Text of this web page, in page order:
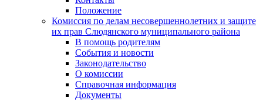
Положение
Комиссия по делам несовершеннолетних и защите
их прав Слюдянского муниципального района
В помощь родителям
События и новости
Законодательство
О комиссии
Справочная информация
Документы